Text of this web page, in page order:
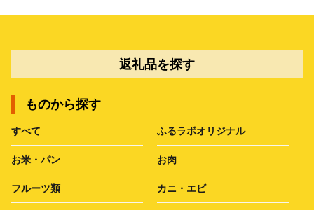
返礼品を探す
ものから探す
すべて ふるラボオリジナル
お米・パン お肉
フルーツ類 カニ・エビ